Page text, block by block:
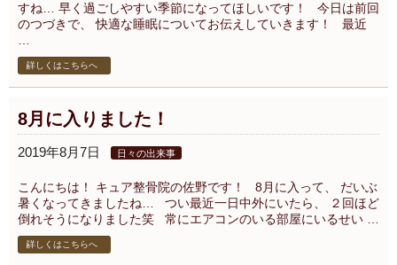
すね… 早く過ごしやすい季節になってほしいです！ 今日は前回
のつづきで、 快適な睡眠についてお伝えしていきます！ 最近
詳しくはこちらへ
8月に入りました！
2019年8月7日 日々の出来事
こんにちは！ キュア整骨院の佐野です！ 8月に入って、 だいぶ
暑くなってきましたね… つい最近一日中外にいたら、 ２回ほど
倒れそうになりました笑 常にエアコンのいる部屋にいるせい …
詳しくはこちらへ